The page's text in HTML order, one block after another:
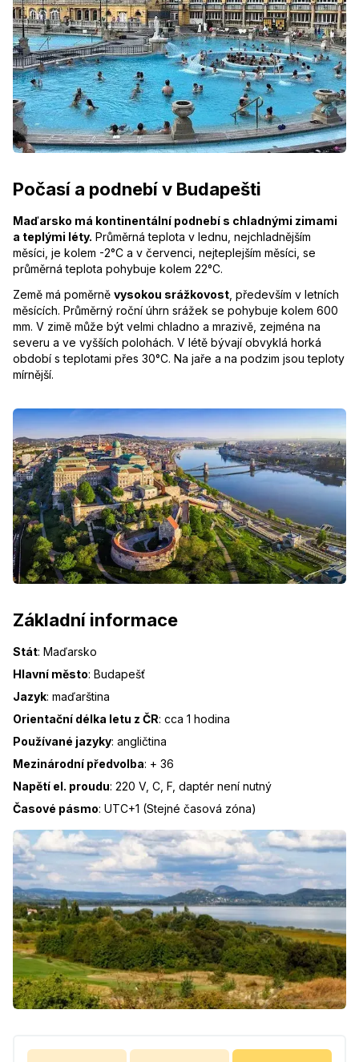
Počasí a podnebí v Budapešti
Maďarsko má kontinentální podnebí s chladnými zimami
a teplými léty. Průměrná teplota v lednu, nejchladnějším
měsíci, je kolem -2°C a v červenci, nejteplejším měsíci, se
průměrná teplota pohybuje kolem 22°C.
Země má poměrně vysokou srážkovost , především v letních
měsících. Průměrný roční úhrn srážek se pohybuje kolem 600
mm. V zimě může být velmi chladno a mrazivě, zejména na
severu a ve vyšších polohách. V létě bývají obvyklá horká
období s teplotami přes 30°C. Na jaře a na podzim jsou teploty
mírnější.
Základní informace
Stát: Maďarsko
Hlavní město: Budapešť
Jazyk: maďarština
Orientační délka letu z ČR: cca 1 hodina
Používané jazyky: angličtina
Mezinárodní předvolba: + 36
Napětí el. proudu: 220 V, C, F, daptér není nutný
Časové pásmo: UTC+1 (Stejné časová zóna)